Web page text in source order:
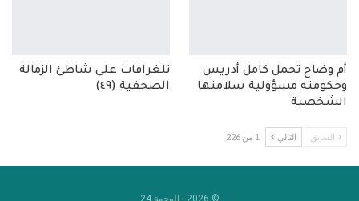
أم وضاح تحمل كامل أدريس
وحكومته مسؤولية سلامتها
الشخصية
تلغرافات على شاطئ الزمالة
الصحفية (٤٩)
السابق التالي 1 من 226